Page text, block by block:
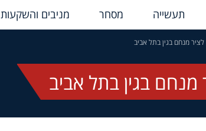
תעשייה מסחר מניבים והשקעות
מנחם בגין בתל אביב
בגין בתל אביב